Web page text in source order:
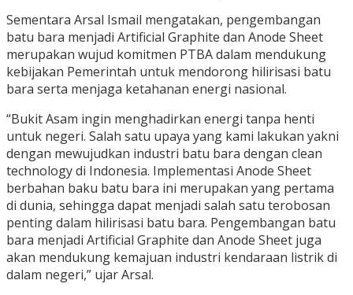
Sementara Arsal Ismail mengatakan, pengembangan
batu bara menjadi Artificial Graphite dan Anode Sheet
merupakan wujud komitmen PTBA dalam mendukung
kebijakan Pemerintah untuk mendorong hilirisasi batu
bara serta menjaga ketahanan energi nasional.
“Bukit Asam ingin menghadirkan energi tanpa henti
untuk negeri. Salah satu upaya yang kami lakukan yakni
dengan mewujudkan industri batu bara dengan clean
technology di Indonesia. Implementasi Anode Sheet
berbahan baku batu bara ini merupakan yang pertama
di dunia, sehingga dapat menjadi salah satu terobosan
penting dalam hilirisasi batu bara. Pengembangan batu
bara menjadi Artificial Graphite dan Anode Sheet juga
akan mendukung kemajuan industri kendaraan listrik di
dalam negeri,” ujar Arsal.